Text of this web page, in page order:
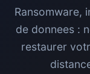
Ransomware,
de donnees :
restaurer